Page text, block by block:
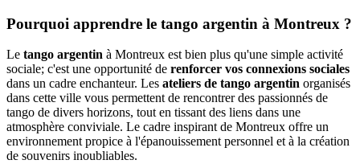
Pourquoi apprendre le tango argentin à Montreux ?
Le tango argentin à Montreux est bien plus qu'une simple activité
sociale; c'est une opportunité de renforcer vos connexions sociales
dans un cadre enchanteur. Les ateliers de tango argentin organisés
dans cette ville vous permettent de rencontrer des passionnés de
tango de divers horizons, tout en tissant des liens dans une
atmosphère conviviale. Le cadre inspirant de Montreux offre un
environnement propice à l'épanouissement personnel et à la création
de souvenirs inoubliables.